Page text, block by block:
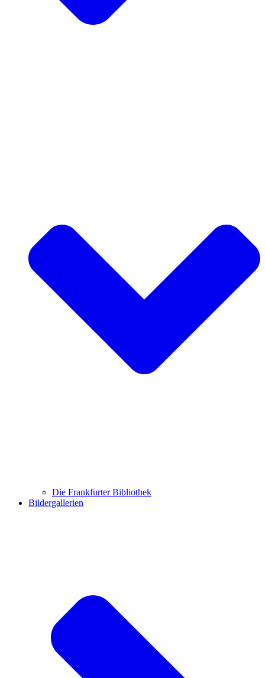
Die Frankfurter Bibliothek
Bildergallerien